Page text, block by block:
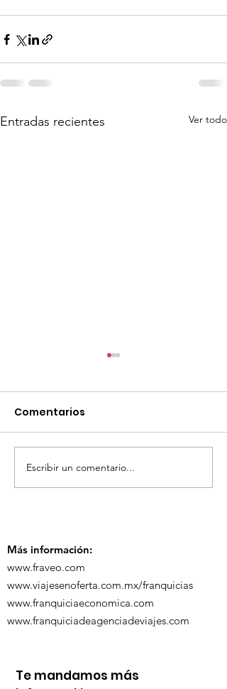
Entradas recientes Ver todo
TourTravelynByFraveo
participó en la
Comentarios
Escribir un comentario...
Más información:
www.fraveo.com
www.viajesenoferta.com.mx/franquicias
www.franquiciaeconomica.com
www.franquiciadeagenciadeviajes.com
Te mandamos más